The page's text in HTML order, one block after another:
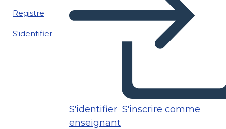
Registre
S'identifier
S'identifier S'inscrire comme
enseignant